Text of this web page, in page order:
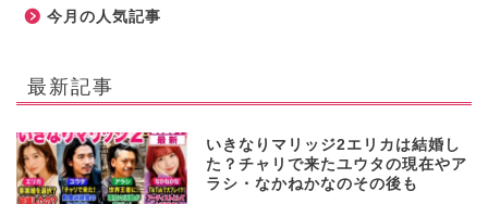
今月の人気記事
最新記事
いきなりマリッジ2エリカは結婚し
た？チャリで来たユウタの現在やア
ラシ・なかねかなのその後も